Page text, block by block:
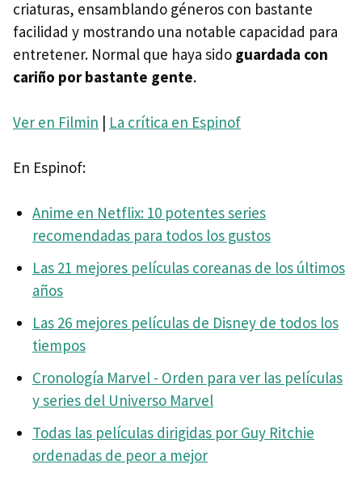
criaturas, ensamblando géneros con bastante
facilidad y mostrando una notable capacidad para
entretener. Normal que haya sido guardada con
cariño por bastante gente.
Ver en Filmin | La crítica en Espinof
En Espinof:
Anime en Netflix: 10 potentes series
recomendadas para todos los gustos
Las 21 mejores películas coreanas de los últimos
años
Las 26 mejores películas de Disney de todos los
tiempos
Cronología Marvel - Orden para ver las películas
y series del Universo Marvel
Todas las películas dirigidas por Guy Ritchie
ordenadas de peor a mejor